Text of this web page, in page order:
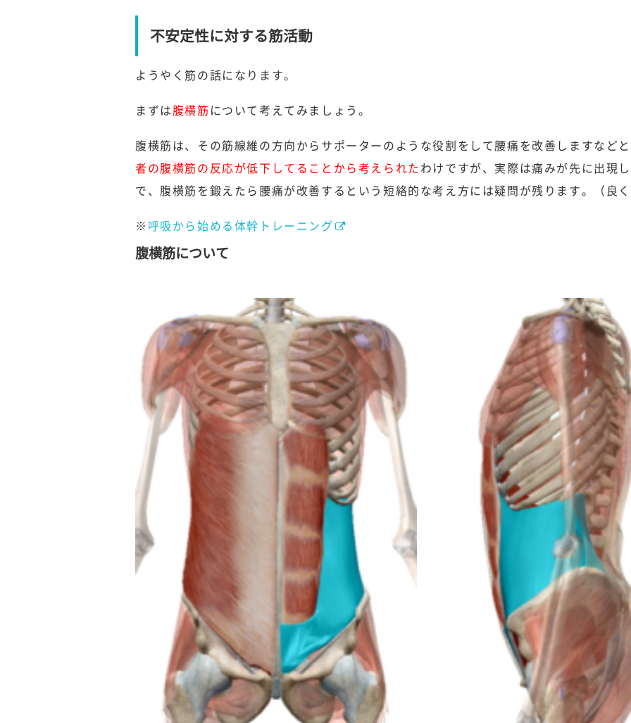
不安定性に対する筋活動
ようやく筋の話になります。
まずは腹横筋 について考えてみましょう。
腹横筋は、その筋線維の方向からサポーターのような役割をして腰痛を改善しますなど
者の腹横筋の反応が低下してることから考えられたわけですが、実際は痛みが先に出現
で、腹横筋を鍛えたら腰痛が改善するという短絡的な考え方には疑問が残ります。（良
※ 呼吸から始める体幹トレーニング
腹横筋について